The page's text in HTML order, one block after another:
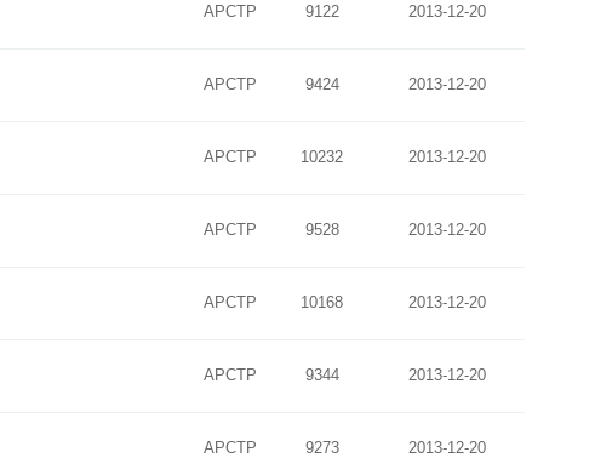
APCTP 9122 2013-12-20
APCTP 9424 2013-12-20
APCTP 10232 2013-12-20
APCTP 9528 2013-12-20
APCTP 10168 2013-12-20
APCTP 9344 2013-12-20
APCTP 9273 2013-12-20